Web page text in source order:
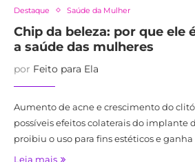
Destaque Saúde da Mulher
Chip da beleza: por que ele
a saúde das mulheres
por Feito para Ela
Aumento de acne e crescimento do
possíveis efeitos colaterais do implante
proibiu o uso para fins estéticos e
Leia mais